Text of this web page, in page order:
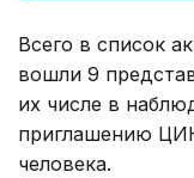
Всего в список
вошли 9
их числе в
приглашению
человека.